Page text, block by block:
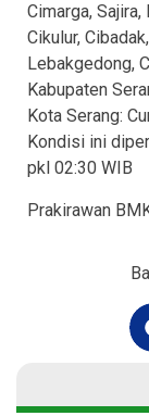
Cimarga, Sajira,
Cikulur,
Lebakgedong,
Kabupaten
Kota Serang:
Kondisi ini
pkl 02:30 WIB
Prakirawan